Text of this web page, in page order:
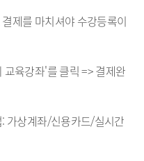
제를 마치셔야 수강등록이
교육강좌'를 클릭 => 결제완
가상계좌/신용카드/실시간